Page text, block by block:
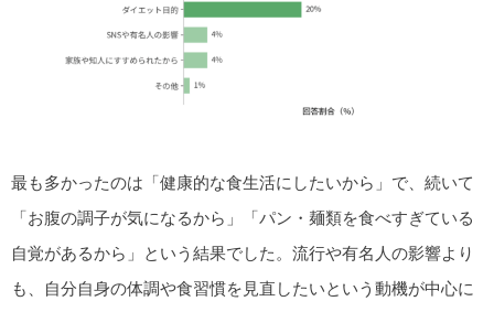
最も多かったのは「健康的な食生活にしたいから」で、続いて
「お腹の調子が気になるから」「パン・麺類を食べすぎている
自覚があるから」という結果でした。流行や有名人の影響より
も、自分自身の体調や食習慣を見直したいという動機が中心に